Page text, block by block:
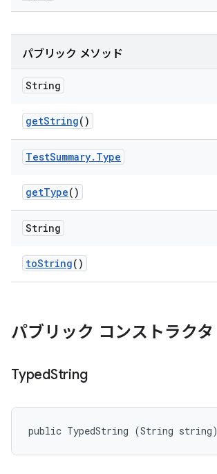
パブリック メソッド
String
getString()
TestSummary. Type
getType()
String
toString()
パブリック コンストラクタ
TypedString
public TypedString (String string)